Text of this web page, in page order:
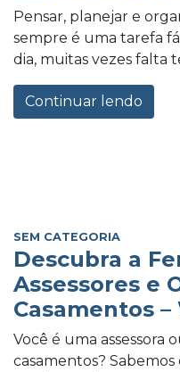
Pensar, planejar e
sempre é uma tarefa
dia, muitas vezes falta
Continuar lendo
SEM CATEGORIA
Descubra a
Assessores e
Casamentos
Você é uma assessora
casamentos?